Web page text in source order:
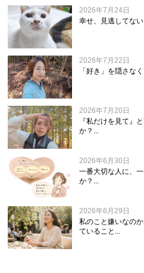
2026年7月24日
幸せ、見逃してな
2026年7月22日
「好き」を隠さな
2026年7月20日
『私だけを見て』
か？...
2026年6月30日
一番大切な人に、
か？...
2026年6月29日
私のこと嫌いなの
ていること...